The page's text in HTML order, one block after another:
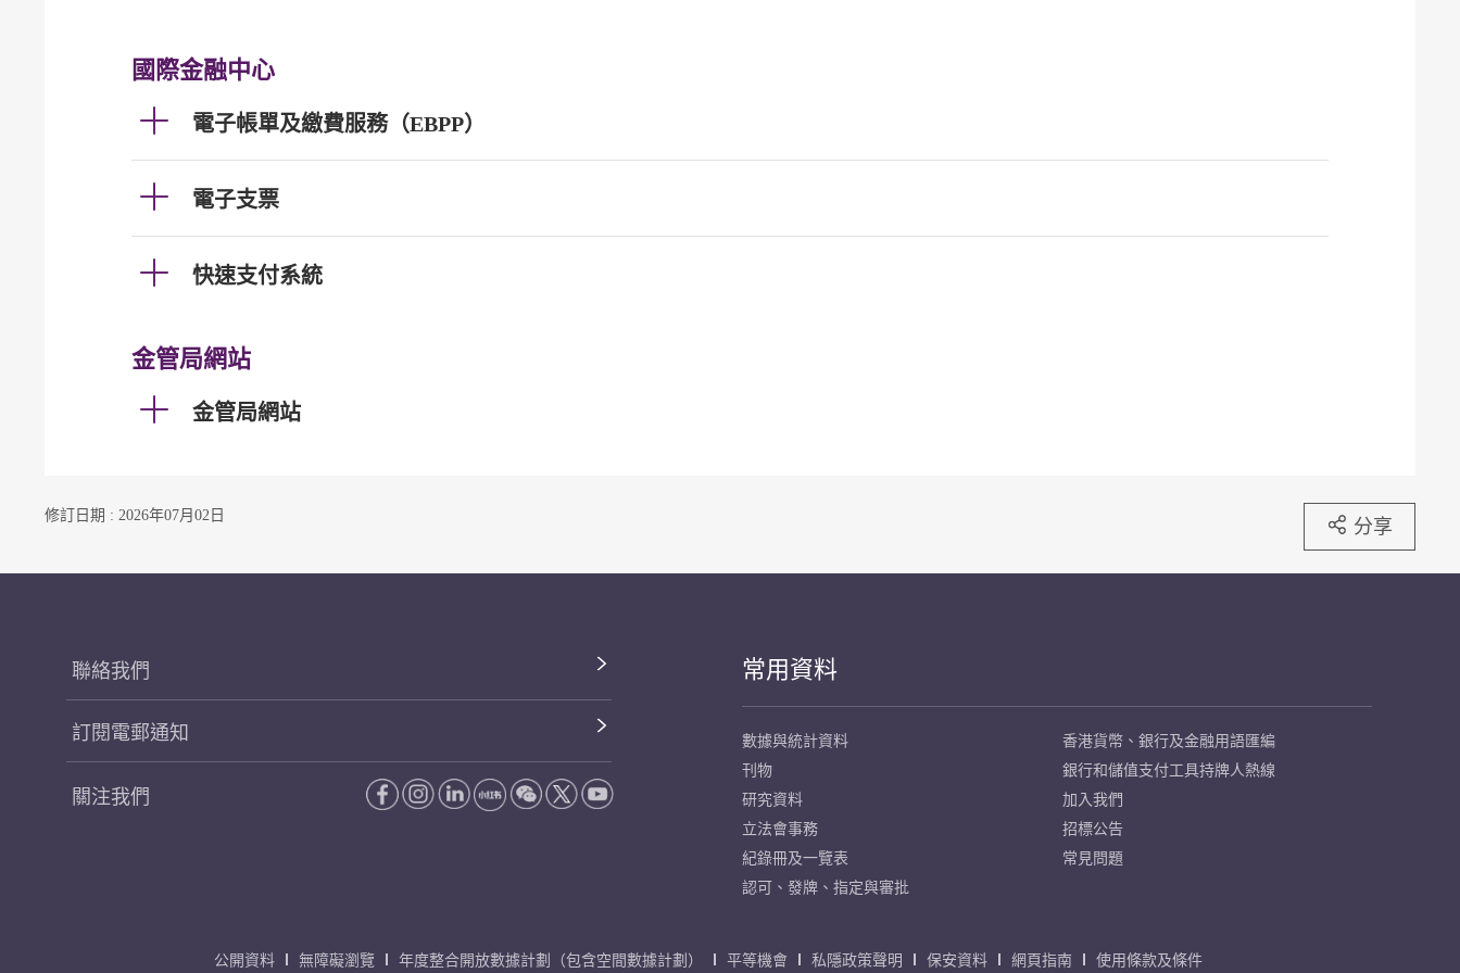
國際金融中心
電子帳單及繳費服務（EBPP）
電子支票
快速支付系統
金管局網站
金管局網站
修訂日期 : 2026年07月02日 分享
聯絡我們
訂閱電郵通知
關注我們
常用資料
數據與統計資料
刊物
研究資料
立法會事務
紀錄冊及一覽表
認可、發牌、指定與審批
香港貨幣、銀行及金融用語匯編
銀行和儲值支付工具持牌人熱線
加入我們
招標公告
常見問題
公開資料 無障礙瀏覽 年度整合開放數據計劃（包含空間數據計劃） 平等機會 私隱政策聲明 保安資料 網頁指南 使用條款及條件